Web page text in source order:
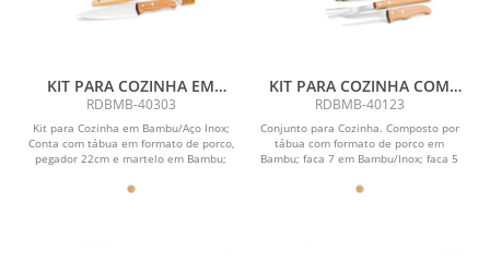
KIT PARA COZINHA EM
BAMBU COM TÁBUA
FORMATO PORCO
RDBMB-40303
Kit para Cozinha em Bambu/Aço Inox;
Conta com tábua em formato de porco,
pegador 22cm e martelo em Bambu;
KIT PARA COZINHA COM
TÁBUA PORCO EM BAMBU /
MADEIRA / INOX - 4 PÇS
RDBMB-40123
Conjunto para Cozinha. Composto por
tábua com formato de porco em
Bambu; faca 7 em Bambu/Inox; faca 5